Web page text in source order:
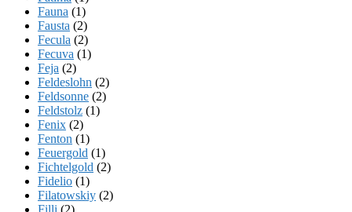
Fauna (1)
Fausta (2)
Fecula (2)
Fecuva (1)
Feja (2)
Feldeslohn (2)
Feldsonne (2)
Feldstolz (1)
Fenix (2)
Fenton (1)
Feuergold (1)
Fichtelgold (2)
Fidelio (1)
Filatowskiy (2)
Filli (2)